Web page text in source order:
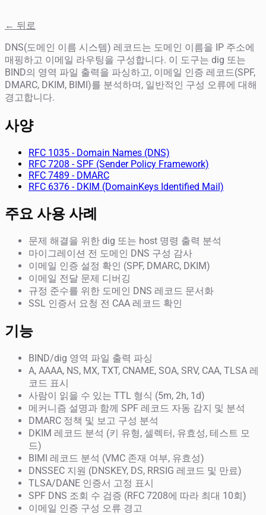
← 뒤로
DNS(도메인 이름 시스템) 레코드는 도메인 이름을 IP 주소에
매핑하고 이메일 라우팅을 구성합니다. 이 도구는 dig 또는
BIND의 영역 파일 출력을 파싱하고, 이메일 인증 레코드(SPF,
DMARC, DKIM, BIMI)를 분석하며, 일반적인 구성 오류에 대해
경고합니다.
사양
RFC 1035 - Domain Names (DNS)
RFC 7208 - SPF (Sender Policy Framework)
RFC 7489 - DMARC
RFC 6376 - DKIM (DomainKeys Identified Mail)
주요 사용 사례
문제 해결을 위한 dig 또는 host 명령 출력 분석
마이그레이션 전 도메인 DNS 구성 감사
이메일 인증 설정 확인 (SPF, DMARC, DKIM)
이메일 전달 문제 디버깅
규정 준수를 위한 도메인 DNS 레코드 문서화
SSL 인증서 요청 전 CAA 레코드 확인
기능
BIND/dig 영역 파일 출력 파싱
A, AAAA, NS, MX, TXT, CNAME, SOA, SRV, CAA, TLSA 레
코드 표시
사람이 읽을 수 있는 TTL 형식 (5m, 2h, 1d)
메커니즘 설명과 함께 SPF 레코드 자동 감지 및 분석
DMARC 정책 및 보고 구성 분석
DKIM 레코드 분석 (키 유형, 셀렉터, 유효성, 테스트 모
드)
BIMI 레코드 분석 (VMC 존재 여부, 유효성)
DNSSEC 지원 (DNSKEY, DS, RRSIG 레코드 및 만료)
TLSA/DANE 인증서 고정 표시
SPF DNS 조회 수 검증 (RFC 7208에 따라 최대 10회)
이메일 인증 구성 오류 경고